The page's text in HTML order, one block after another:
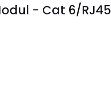
- Cat 6/RJ45